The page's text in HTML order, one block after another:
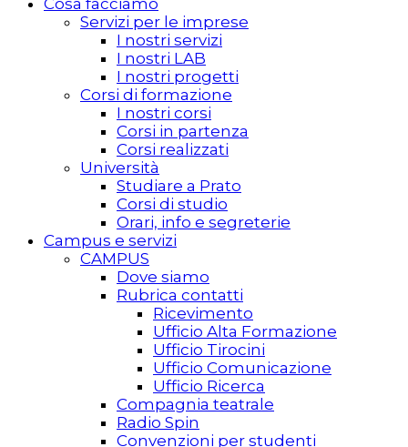
Cosa facciamo
Servizi per le imprese
I nostri servizi
I nostri LAB
I nostri progetti
Corsi di formazione
I nostri corsi
Corsi in partenza
Corsi realizzati
Università
Studiare a Prato
Corsi di studio
Orari, info e segreterie
Campus e servizi
CAMPUS
Dove siamo
Rubrica contatti
Ricevimento
Ufficio Alta Formazione
Ufficio Tirocini
Ufficio Comunicazione
Ufficio Ricerca
Compagnia teatrale
Radio Spin
Convenzioni per studenti